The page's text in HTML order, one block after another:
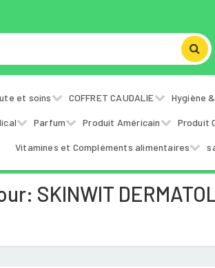
et soins COFFRET CAUDALIE Hygiène
Parfum Produit Américain Produit
Vitamines et Compléments alimentaires
SKINWIT